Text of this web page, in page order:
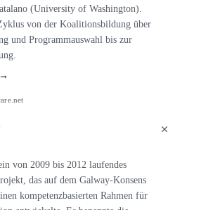
(University of Washington).
von der Koalitionsbildung über
und Programmauswahl bis zur
→
von 2009 bis 2012 laufendes
das auf dem Galway-Konsens
kompetenzbasierten Rahmen für